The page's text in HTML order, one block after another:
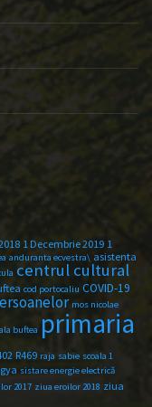
1 Decembrie 2019 1
anduranta ecvestra\ asistenta
centrul cultural
cod portocaliu COVID-19
mos nicolae
buftea primaria
R469 raja sabie scoala 1
sistare energie electrică
2017 ziua eroilor 2018 ziua